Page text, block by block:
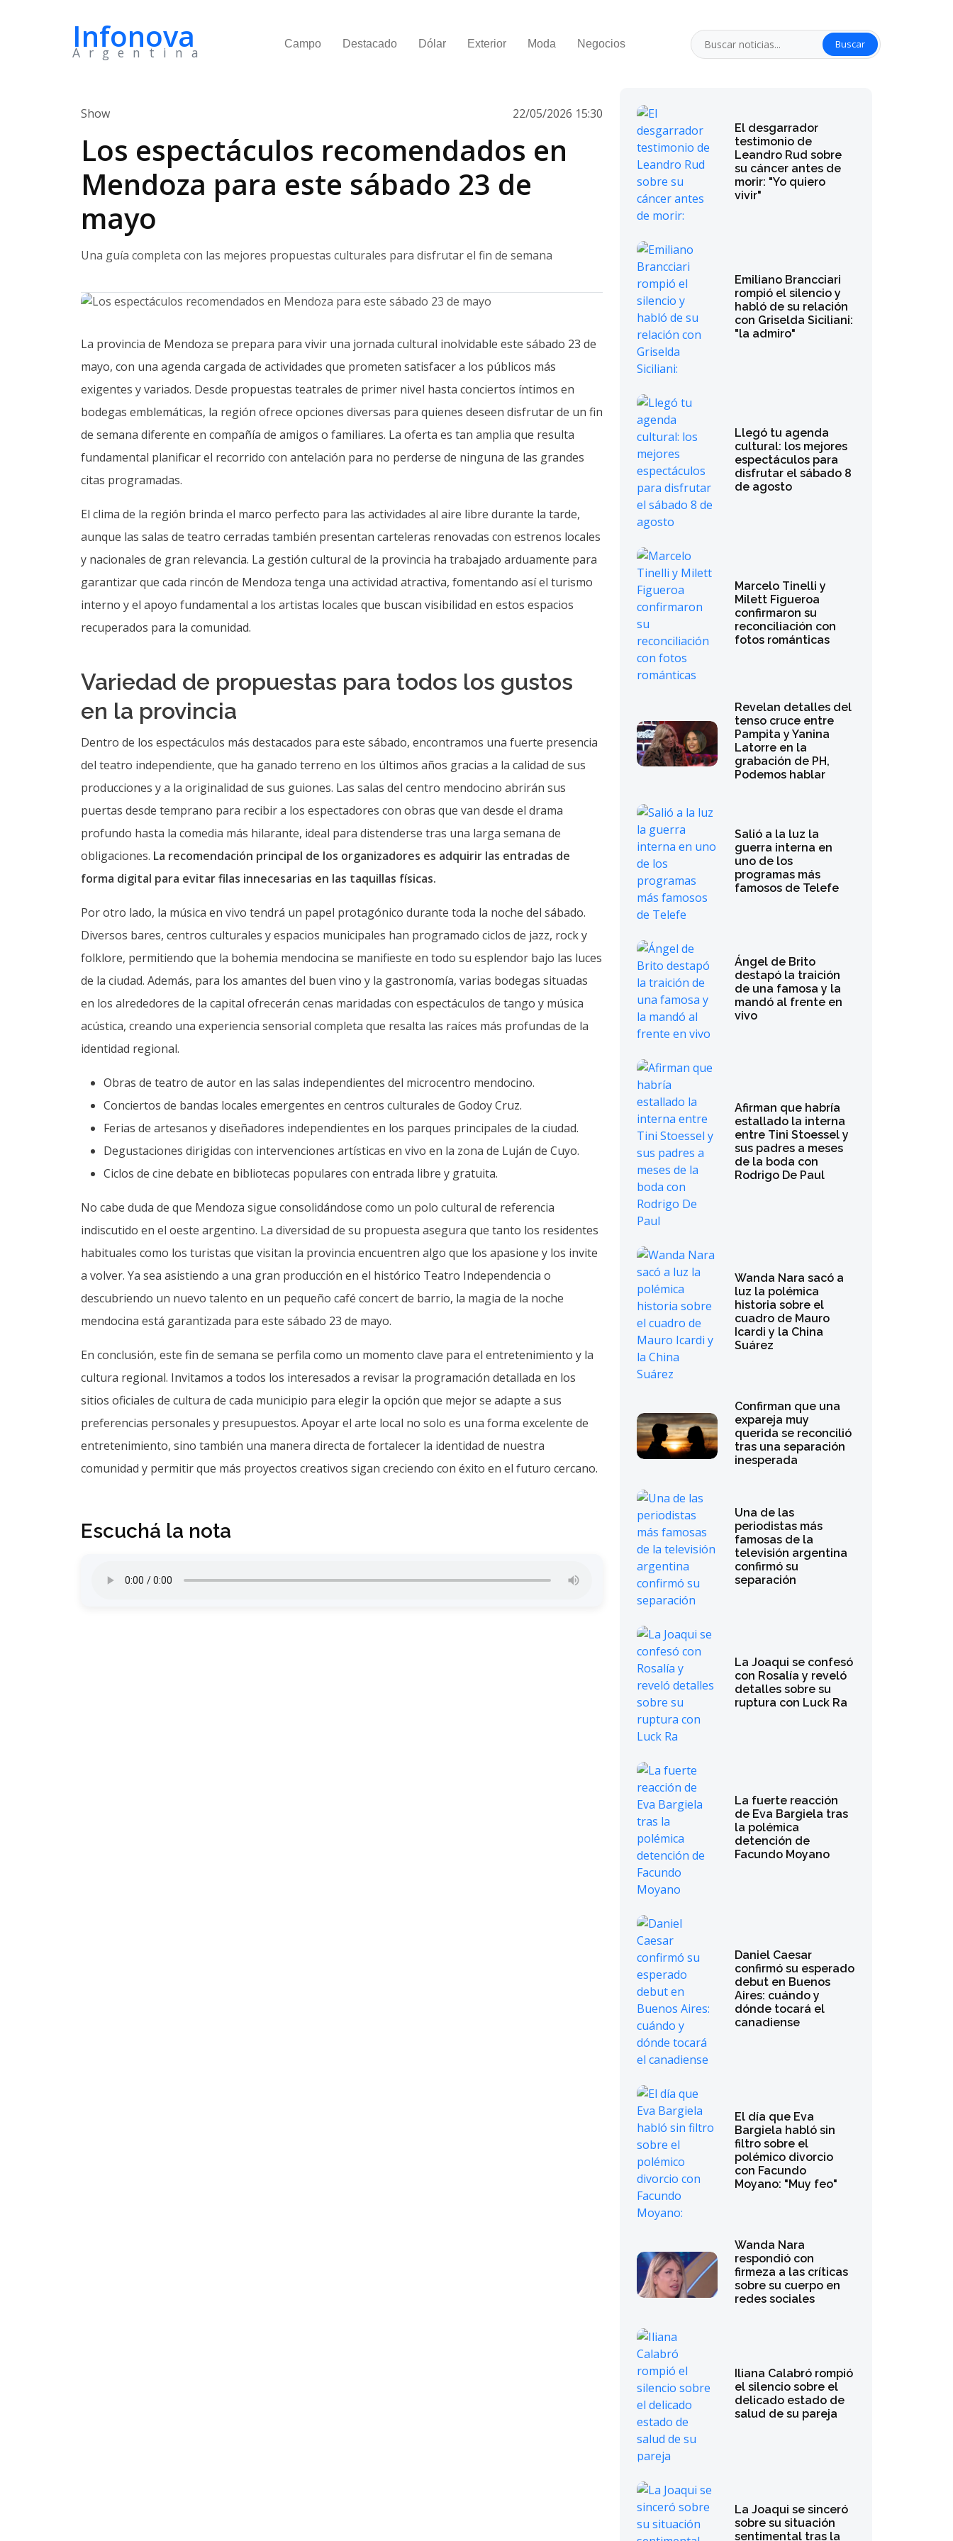
Infonova
Argentina
Campo Destacado Dólar Exterior Moda Negocios Buscar
Show 22/05/2026 15:30
Los espectáculos recomendados en
Mendoza para este sábado 23 de
mayo
Una guía completa con las mejores propuestas culturales para disfrutar el fin de semana
La provincia de Mendoza se prepara para vivir una jornada cultural inolvidable este sábado 23 de
mayo, con una agenda cargada de actividades que prometen satisfacer a los públicos más
exigentes y variados. Desde propuestas teatrales de primer nivel hasta conciertos íntimos en
bodegas emblemáticas, la región ofrece opciones diversas para quienes deseen disfrutar de un fin
de semana diferente en compañía de amigos o familiares. La oferta es tan amplia que resulta
fundamental planificar el recorrido con antelación para no perderse de ninguna de las grandes
citas programadas.
El clima de la región brinda el marco perfecto para las actividades al aire libre durante la tarde,
aunque las salas de teatro cerradas también presentan carteleras renovadas con estrenos locales
y nacionales de gran relevancia. La gestión cultural de la provincia ha trabajado arduamente para
garantizar que cada rincón de Mendoza tenga una actividad atractiva, fomentando así el turismo
interno y el apoyo fundamental a los artistas locales que buscan visibilidad en estos espacios
recuperados para la comunidad.
Variedad de propuestas para todos los gustos
en la provincia
Dentro de los espectáculos más destacados para este sábado, encontramos una fuerte presencia
del teatro independiente, que ha ganado terreno en los últimos años gracias a la calidad de sus
producciones y a la originalidad de sus guiones. Las salas del centro mendocino abrirán sus
puertas desde temprano para recibir a los espectadores con obras que van desde el drama
profundo hasta la comedia más hilarante, ideal para distenderse tras una larga semana de
obligaciones. La recomendación principal de los organizadores es adquirir las entradas de
forma digital para evitar filas innecesarias en las taquillas físicas.
Por otro lado, la música en vivo tendrá un papel protagónico durante toda la noche del sábado.
Diversos bares, centros culturales y espacios municipales han programado ciclos de jazz, rock y
folklore, permitiendo que la bohemia mendocina se manifieste en todo su esplendor bajo las luces
de la ciudad. Además, para los amantes del buen vino y la gastronomía, varias bodegas situadas
en los alrededores de la capital ofrecerán cenas maridadas con espectáculos de tango y música
acústica, creando una experiencia sensorial completa que resalta las raíces más profundas de la
identidad regional.
Obras de teatro de autor en las salas independientes del microcentro mendocino.
Conciertos de bandas locales emergentes en centros culturales de Godoy Cruz.
Ferias de artesanos y diseñadores independientes en los parques principales de la ciudad.
Degustaciones dirigidas con intervenciones artísticas en vivo en la zona de Luján de Cuyo.
Ciclos de cine debate en bibliotecas populares con entrada libre y gratuita.
No cabe duda de que Mendoza sigue consolidándose como un polo cultural de referencia
indiscutido en el oeste argentino. La diversidad de su propuesta asegura que tanto los residentes
habituales como los turistas que visitan la provincia encuentren algo que los apasione y los invite
a volver. Ya sea asistiendo a una gran producción en el histórico Teatro Independencia o
descubriendo un nuevo talento en un pequeño café concert de barrio, la magia de la noche
mendocina está garantizada para este sábado 23 de mayo.
En conclusión, este fin de semana se perfila como un momento clave para el entretenimiento y la
cultura regional. Invitamos a todos los interesados a revisar la programación detallada en los
sitios oficiales de cultura de cada municipio para elegir la opción que mejor se adapte a sus
preferencias personales y presupuestos. Apoyar el arte local no solo es una forma excelente de
entretenimiento, sino también una manera directa de fortalecer la identidad de nuestra
comunidad y permitir que más proyectos creativos sigan creciendo con éxito en el futuro cercano.
Escuchá la nota
El desgarrador
testimonio de
Leandro Rud sobre
su cáncer antes de
morir: "Yo quiero
vivir"
Emiliano Brancciari
rompió el silencio y
habló de su relación
con Griselda Siciliani:
"la admiro"
Llegó tu agenda
cultural: los mejores
espectáculos para
disfrutar el sábado 8
de agosto
Marcelo Tinelli y
Milett Figueroa
confirmaron su
reconciliación con
fotos románticas
Revelan detalles del
tenso cruce entre
Pampita y Yanina
Latorre en la
grabación de PH,
Podemos hablar
Salió a la luz la
guerra interna en
uno de los
programas más
famosos de Telefe
Ángel de Brito
destapó la traición
de una famosa y la
mandó al frente en
vivo
Afirman que habría
estallado la interna
entre Tini Stoessel y
sus padres a meses
de la boda con
Rodrigo De Paul
Wanda Nara sacó a
luz la polémica
historia sobre el
cuadro de Mauro
Icardi y la China
Suárez
Confirman que una
expareja muy
querida se reconcilió
tras una separación
inesperada
Una de las
periodistas más
famosas de la
televisión argentina
confirmó su
separación
La Joaqui se confesó
con Rosalía y reveló
detalles sobre su
ruptura con Luck Ra
La fuerte reacción
de Eva Bargiela tras
la polémica
detención de
Facundo Moyano
Daniel Caesar
confirmó su esperado
debut en Buenos
Aires: cuándo y
dónde tocará el
canadiense
El día que Eva
Bargiela habló sin
filtro sobre el
polémico divorcio
con Facundo
Moyano: "Muy feo"
Wanda Nara
respondió con
firmeza a las críticas
sobre su cuerpo en
redes sociales
Iliana Calabró rompió
el silencio sobre el
delicado estado de
salud de su pareja
La Joaqui se sinceró
sobre su situación
sentimental tras la